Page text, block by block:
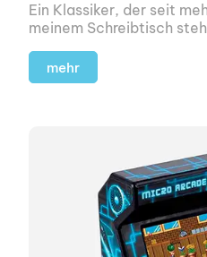
Ein Klassiker, der seit
meinem Schreibtisch
mehr